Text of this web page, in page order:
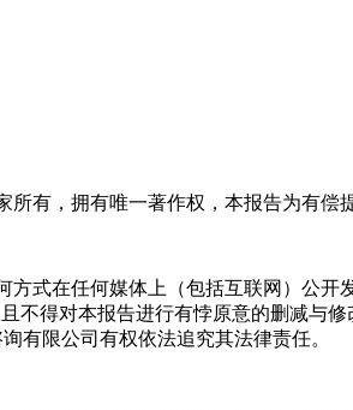
有，拥有唯一著作权，本报告为有偿
式在任何媒体上（包括互联网）公
不得对本报告进行有悖原意的删减与
有限公司有权依法追究其法律责任。